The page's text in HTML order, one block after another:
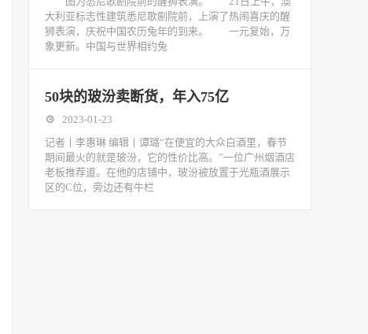
大利亚标志性建筑悉尼歌剧院前，上演了热闹喜庆的醒
狮表演，庆祝中国农历兔年的到来。 一元复始，万
象更新。中国与世界相约兔
50块的玻汾卖断货，年入75亿
2023-01-23
记者丨李惠琳 编辑丨谭璐“在便宜的大众白酒里，春节
期间最火的就是玻汾，它的性价比高。”一位广州烟酒店
老板推荐道。在他的店铺中，玻汾被放置于光瓶酒展示
区的C位，旁边还有牛栏